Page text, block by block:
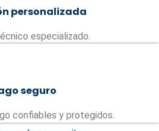
personalizada
especializado.
seguro
confiables y protegidos.